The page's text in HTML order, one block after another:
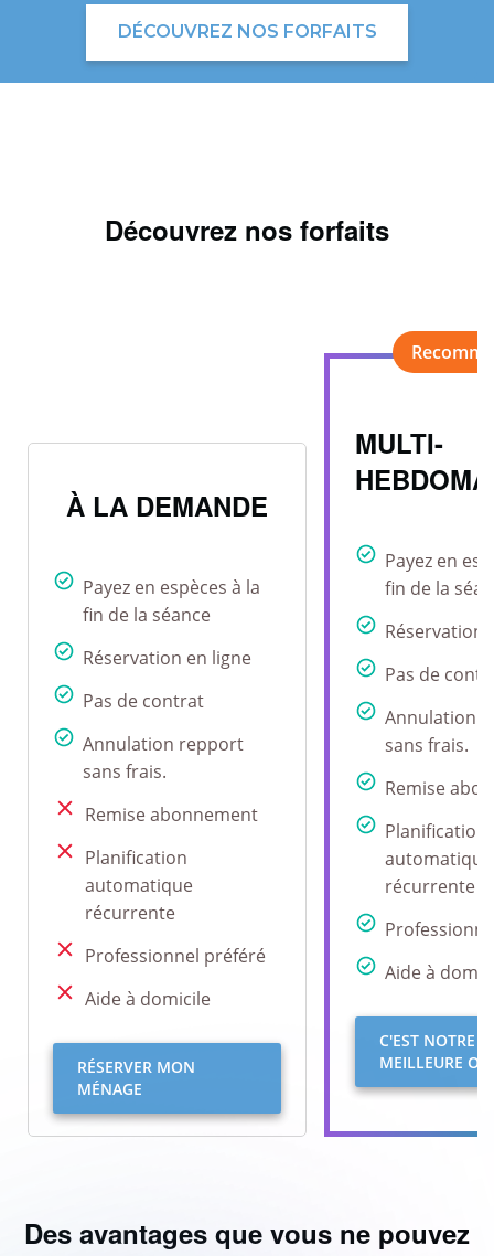
DÉCOUVREZ NOS FORFAITS
Découvrez nos forfaits
MULTI-
Payez en
fin de la
Réservation
Pas de
Annulation
sans frais.
Remise
Planification
automatique
récurrente
Aide à
C'EST NOTRE
MEILLEURE
À LA DEMANDE
Payez en espèces à la
fin de la séance
Réservation en ligne
Pas de contrat
Annulation repport
sans frais.
Remise abonnement
Planification
automatique
récurrente
Professionnel préféré
Aide à domicile
RÉSERVER MON
MÉNAGE
Des avantages que vous ne pouvez